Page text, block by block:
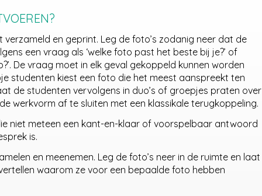
en geprint. Leg de foto’s zodanig neer dat de
een vraag als ‘welke foto past het beste bij je?’ of
De vraag moet in elk geval gekoppeld kunnen worden
studenten kiest een foto die het meest aanspreekt ten
de studenten vervolgens in duo’s of groepjes praten over
werkvorm af te sluiten met een klassikale terugkoppeling.
niet meteen een kant-en-klaar of voorspelbaar antwoord
is.
en meenemen. Leg de foto’s neer in de ruimte en laat
waarom ze voor een bepaalde foto hebben